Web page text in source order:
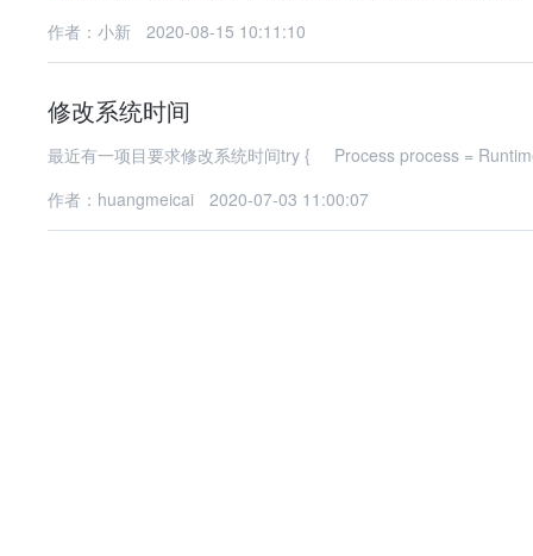
作者：小新
2020-08-15 10:11:10
修改系统时间
最近有一项目要求修改系统时间try { Process process =
作者：huangmeicai
2020-07-03 11:00:07